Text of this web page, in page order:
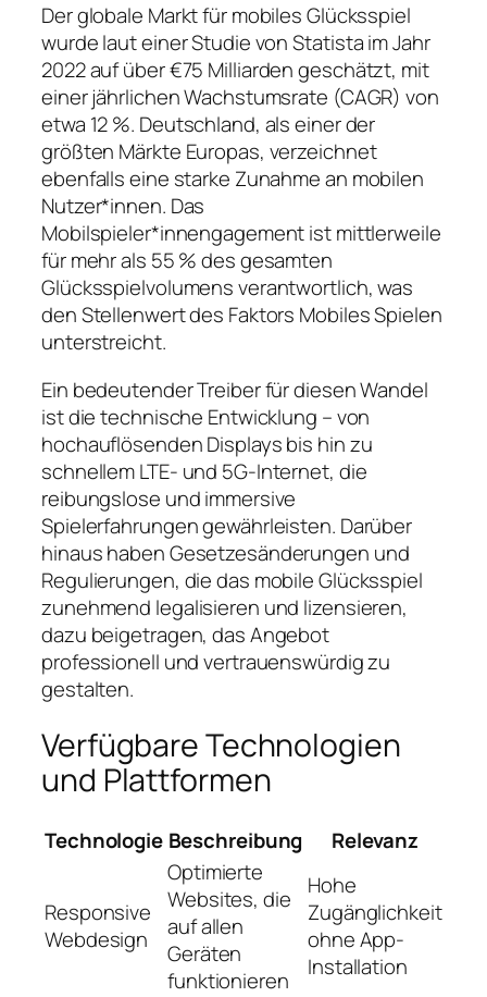
Der globale Markt für mobiles Glücksspiel
wurde laut einer Studie vonStatistaim Jahr
2022 auf über€75 Milliardengeschätzt, mit
einer jährlichen Wachstumsrate (CAGR) von
etwa 12 %. Deutschland, als einer der
größten Märkte Europas, verzeichnet
ebenfalls eine starke Zunahme an mobilen
Nutzer*innen. Das
Mobilspieler*innengagement ist mittlerweile
für mehr als 55 % des gesamten
Glücksspielvolumens verantwortlich, was
den Stellenwert des Faktors Mobiles Spielen
unterstreicht.
Ein bedeutender Treiber für diesen Wandel
ist die technische Entwicklung – von
hochauflösenden Displays bis hin zu
schnellem LTE- und 5G-Internet, die
reibungslose und immersive
Spielerfahrungen gewährleisten. Darüber
hinaus haben Gesetzesänderungen und
Regulierungen, die das mobile Glücksspiel
zunehmend legalisieren und lizensieren,
dazu beigetragen, das Angebot
professionell und vertrauenswürdig zu
gestalten.
Verfügbare Technologien
und Plattformen
Technologie Beschreibung Relevanz
Responsive
Webdesign
Optimierte
Websites, die
auf allen
Geräten
funktionieren
Hohe
Zugänglichkeit
ohne App-
Installation